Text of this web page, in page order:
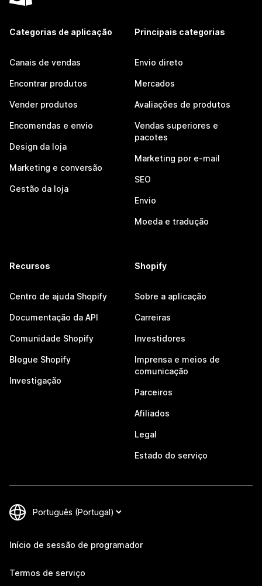
Categorias de aplicação
Canais de vendas
Encontrar produtos
Vender produtos
Encomendas e envio
Design da loja
Marketing e conversão
Gestão da loja
Principais categorias
Envio direto
Mercados
Avaliações de produtos
Vendas superiores e
pacotes
Marketing por e-mail
SEO
Envio
Moeda e tradução
Recursos
Centro de ajuda Shopify
Documentação da API
Comunidade Shopify
Blogue Shopify
Investigação
Shopify
Sobre a aplicação
Carreiras
Investidores
Imprensa e meios de
comunicação
Parceiros
Afiliados
Legal
Estado do serviço
Início de sessão de programador
Termos de serviço